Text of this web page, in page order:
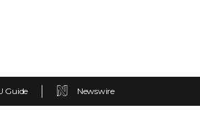
Guide Newswire